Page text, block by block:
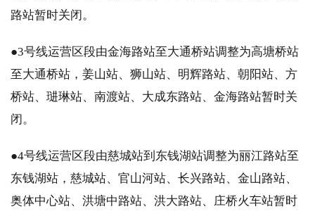
路站暂时关闭。
●3号线运营区段由金海路站至大通桥站调整为高塘桥站
至大通桥站，姜山站、狮山站、明辉路站、朝阳站、方
桥站、琎琳站、南渡站、大成东路站、金海路站暂时关
闭。
●4号线运营区段由慈城站到东钱湖站调整为丽江路站至
东钱湖站，慈城站、官山河站、长兴路站、金山路站、
奥体中心站、洪塘中路站、洪大路站、庄桥火车站暂时